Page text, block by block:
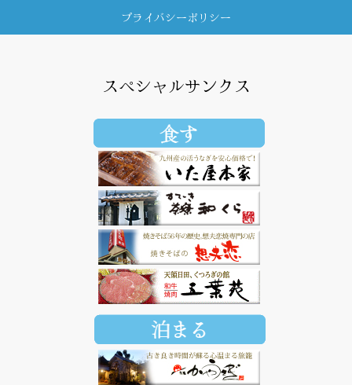
プライバシーポリシー
スペシャルサンクス